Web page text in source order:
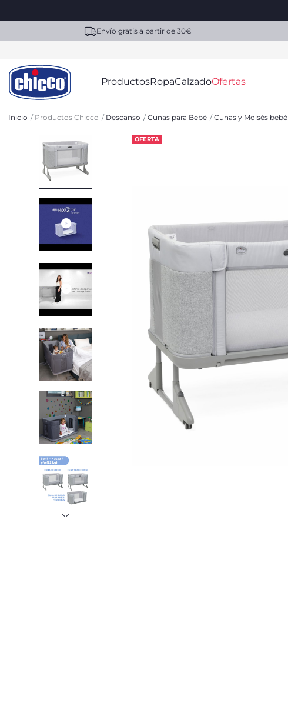
Envío gratis a partir de 30€
ProductosRopaCalzadoOfertas
Inicio Productos Chicco Descanso Cunas para Bebé Cunas y Moisés bebé
OFERTA